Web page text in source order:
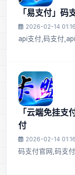
「易支付」
2026-02-14
api支付,码支付
「云端免挂
付
2026-02-14
码支付官网,码支